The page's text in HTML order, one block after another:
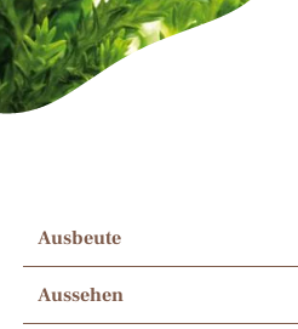
Ausbeute
Aussehen